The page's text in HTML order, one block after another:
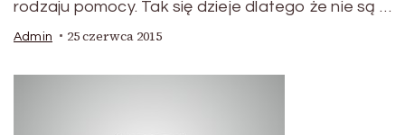
rodzaju pomocy. Tak się dzieje dlatego że nie są …
Admin 25 czerwca 2015